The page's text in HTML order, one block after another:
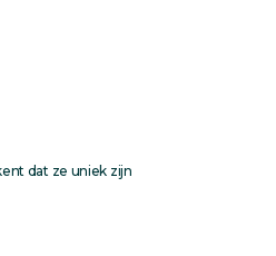
dat ze uniek zijn